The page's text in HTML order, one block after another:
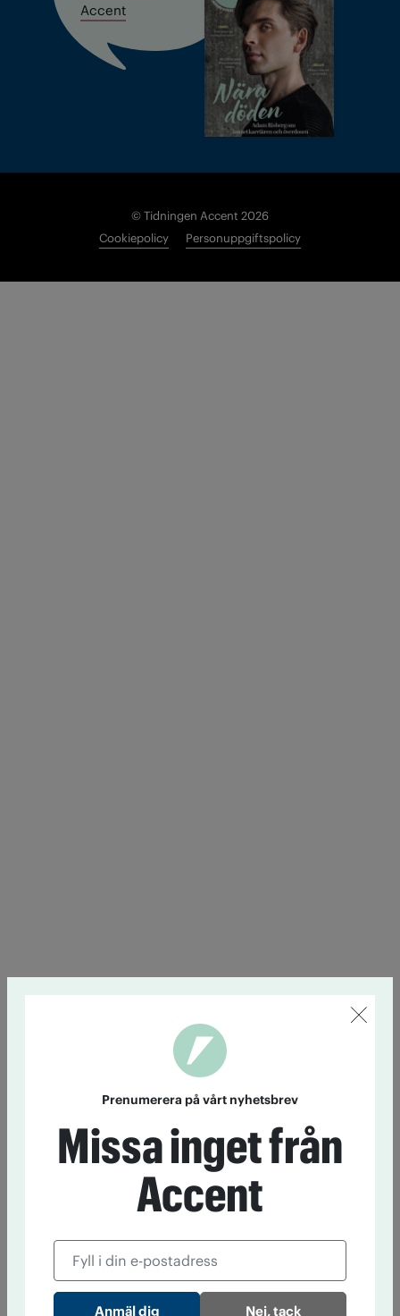
Accent
© Tidningen Accent 2026
Cookiepolicy
Personuppgiftspolicy
Prenumerera på vårt nyhetsbrev
Missa inget från
Accent
Nej, tack